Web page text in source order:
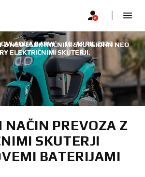
Z NEO ELEKTRIČNIMI SKUTERJI IN NEO
ELEKTRIČNIMI SKUTERJI.
AQUA BARVI | 19. APRIL 2023
NAČIN PREVOZA Z
SKUTERJI
BATERIJAMI